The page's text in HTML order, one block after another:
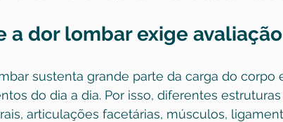
a dor lombar exige
sustenta grande parte da carga do corpo
do dia a dia. Por isso, diferentes
articulações facetárias, músculos,